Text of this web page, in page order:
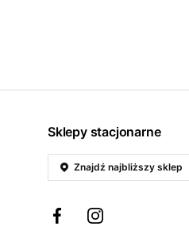
Sklepy stacjonarne
Znajdź najbliższy sklep